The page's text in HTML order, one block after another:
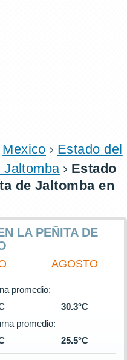
Mexico
Estado del
Jaltomba
Estado
de Jaltomba en
LA PEÑITA DE
AGOSTO
promedio:
30.3°C
promedio:
25.5°C